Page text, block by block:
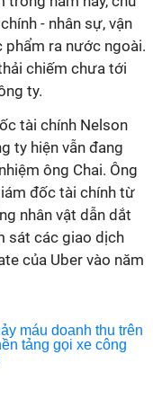
- nhân sự, vận
phẩm ra nước ngoài.
chiếm chưa tới
ty.
tài chính Nelson
ty hiện vẫn đang
ông Chai. Ông
đốc tài chính từ
nhân vật dẫn dắt
sát các giao dịch
của Uber vào năm